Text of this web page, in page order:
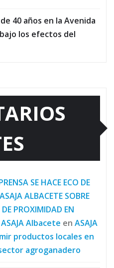
40 años en la Avenida
los efectos del
SE HACE ECO DE
ALBACETE SOBRE
PROXIMIDAD EN
Albacete en ASAJA
productos locales en
agroganadero